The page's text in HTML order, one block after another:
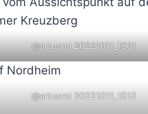
@artusmi 20221011_1501
@artusmi 20221011_1512